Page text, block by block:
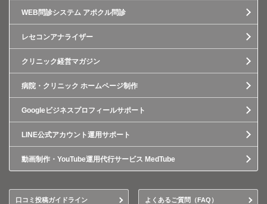
WEB問診システム アポクル問診
レセコンアナライザー
クリニック経営マガジン
病院・クリニック ホームページ制作
Googleビジネスプロフィールサポート
LINE公式アカウント運用サポート
動画制作・YouTube運用代行サービス MedTube
口コミ投稿ガイドライン よくあるご質問（FAQ）